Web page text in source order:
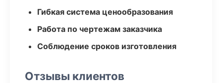
Гибкая система ценообразования
Работа по чертежам заказчика
Соблюдение сроков изготовления
Отзывы клиентов